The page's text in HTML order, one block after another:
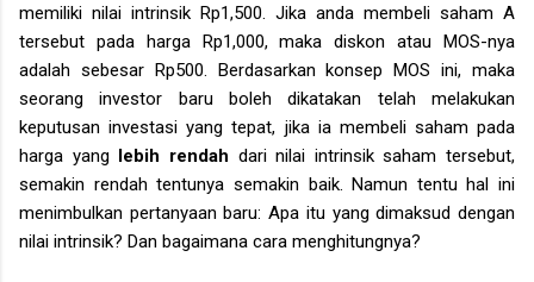
memiliki nilai intrinsik Rp1,500. Jika anda membeli saham A
tersebut pada harga Rp1,000, maka diskon atau MOS-nya
adalah sebesar Rp500. Berdasarkan konsep MOS ini, maka
seorang investor baru boleh dikatakan telah melakukan
keputusan investasi yang tepat, jika ia membeli saham pada
harga yang lebih rendah dari nilai intrinsik saham tersebut,
semakin rendah tentunya semakin baik. Namun tentu hal ini
menimbulkan pertanyaan baru: Apa itu yang dimaksud dengan
nilai intrinsik? Dan bagaimana cara menghitungnya?